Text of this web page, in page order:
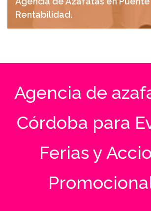
Rentabilidad.
Agencia de
Córdoba para
Ferias y